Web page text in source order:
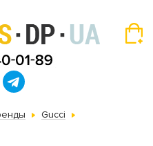
Gucci